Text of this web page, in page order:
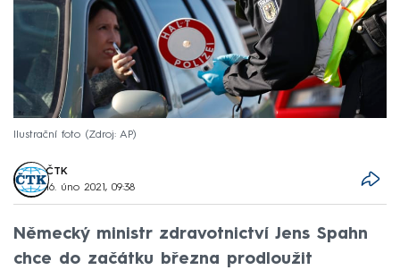
Ilustrační foto Zdroj: AP
ČTK
16. úno 2021, 09:38
Německý ministr zdravotnictví Jens Spahn
chce do začátku března prodloužit